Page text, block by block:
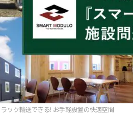
ラック輸送できる! お手軽設置の快適空間